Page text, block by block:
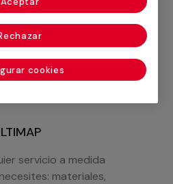
1 hora
servicio a medida
materiales,
cookies